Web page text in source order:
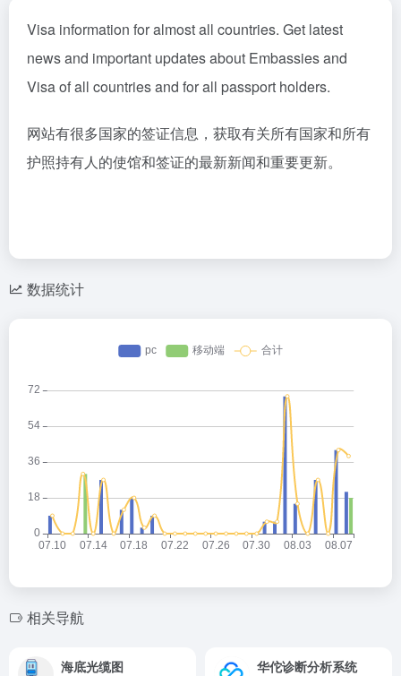
Visa information for almost all countries. Get latest
news and important updates about Embassies and
Visa of all countries and for all passport holders.
网站有很多国家的签证信息，获取有关所有国家和所有
护照持有人的使馆和签证的最新新闻和重要更新。
数据统计
相关导航
海底光缆图 华佗诊断分析系统